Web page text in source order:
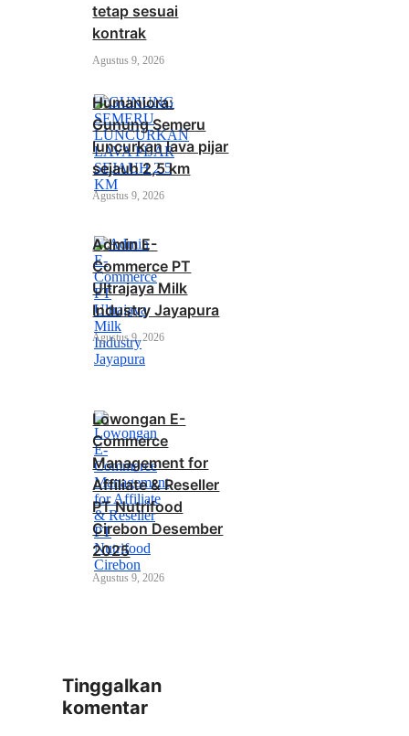
tetap sesuai
kontrak
Agustus 9, 2026
Humaniora:
Gunung Semeru
luncurkan lava pijar
sejauh 2,5 km
Agustus 9, 2026
Admin E-
Commerce PT
Ultrajaya Milk
Industry Jayapura
Agustus 9, 2026
Lowongan E-
Commerce
Management for
Affiliate & Reseller
PT Nutrifood
Cirebon Desember
2025
Agustus 9, 2026
Tinggalkan
komentar